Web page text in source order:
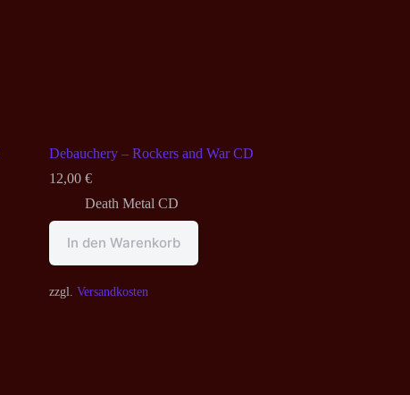
Debauchery – Rockers and War CD
12,00 €
Death Metal CD
In den Warenkorb
zzgl. Versandkosten